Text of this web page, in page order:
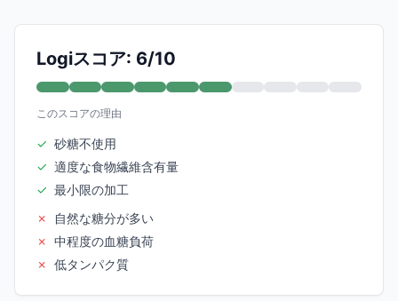
Logiスコア: 6/10
このスコアの理由
✓ 砂糖不使用
✓ 適度な食物繊維含有量
✓ 最小限の加工
✗
自然な糖分が多い
✗ 中程度の血糖負荷
✗ 低タンパク質